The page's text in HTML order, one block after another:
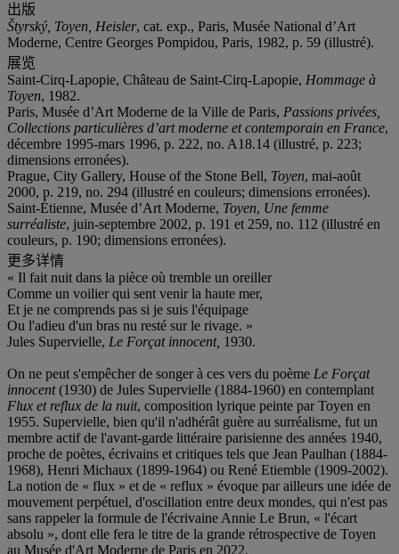
出版
Štyrský, Toyen, Heisler, cat. exp., Paris, Musée National d’Art
Moderne, Centre Georges Pompidou, Paris, 1982, p. 59 (illustré).
展览
Saint-Cirq-Lapopie, Château de Saint-Cirq-Lapopie, Hommage à
Toyen, 1982.
Paris, Musée d’Art Moderne de la Ville de Paris, Passions privées,
Collections particulières d’art moderne et contemporain en France,
décembre 1995-mars 1996, p. 222, no. A18.14 (illustré, p. 223;
dimensions erronées).
Prague, City Gallery, House of the Stone Bell, Toyen, mai-août
2000, p. 219, no. 294 (illustré en couleurs; dimensions erronées).
Saint-Étienne, Musée d’Art Moderne, Toyen, Une femme
surréaliste, juin-septembre 2002, p. 191 et 259, no. 112 (illustré en
couleurs, p. 190; dimensions erronées).
更多详情
« Il fait nuit dans la pièce où tremble un oreiller
Comme un voilier qui sent venir la haute mer,
Et je ne comprends pas si je suis l'équipage
Ou l'adieu d'un bras nu resté sur le rivage. »
Jules Supervielle, Le Forçat innocent, 1930.
On ne peut s'empêcher de songer à ces vers du poème Le Forçat
innocent(1930) de Jules Supervielle (1884-1960) en contemplant
Flux et reflux de la nuit, composition lyrique peinte par Toyen en
1955. Supervielle, bien qu'il n'adhérât guère au surréalisme, fut un
membre actif de l'avant-garde littéraire parisienne des années 1940,
proche de poètes, écrivains et critiques tels que Jean Paulhan (1884-
1968), Henri Michaux (1899-1964) ou René Etiemble (1909-2002).
La notion de « flux » et de « reflux » évoque par ailleurs une idée de
mouvement perpétuel, d'oscillation entre deux mondes, qui n'est pas
sans rappeler la formule de l'écrivaine Annie Le Brun, « l'écart
absolu », dont elle fera le titre de la grande rétrospective de Toyen
au Musée d'Art Moderne de Paris en 2022.